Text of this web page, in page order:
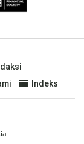
Indeks